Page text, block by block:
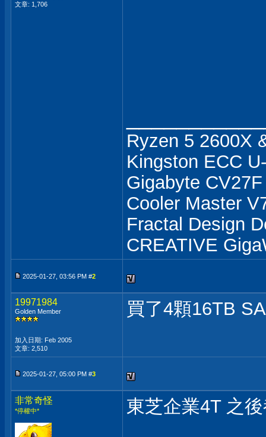
文章: 1,706
Ryzen 5 2600X
Kingston ECC
Gigabyte
Cooler Master
Fractal Design
CREATIVE
2025-01-27, 03:56 PM #2
19971984
Golden Member
加入日期: Feb 2005
文章: 2,510
買了4顆16TB
2025-01-27, 05:00 PM #3
非常奇怪
*停權中* 東芝企業4T 之